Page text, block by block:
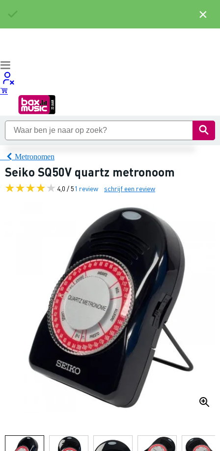
Metronomen
Seiko SQ50V quartz metronoom
4,0 / 51 review schrijf een review
×